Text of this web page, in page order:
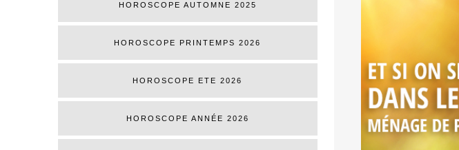
HOROSCOPE AUTOMNE 2025
HOROSCOPE PRINTEMPS 2026
HOROSCOPE ETE 2026
HOROSCOPE ANNÉE 2026